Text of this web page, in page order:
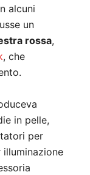
alcuni
un
rossa,
, che
in pelle,
per
illuminazione